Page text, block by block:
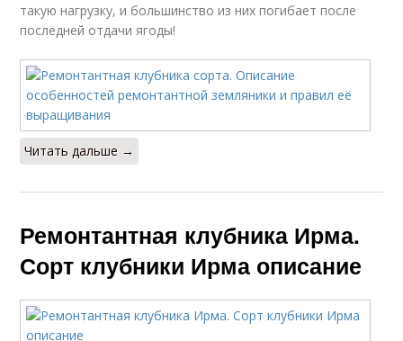
такую нагрузку, и большинство из них погибает после
последней отдачи ягоды!
Читать дальше →
Ремонтантная клубника Ирма.
Сорт клубники Ирма описание